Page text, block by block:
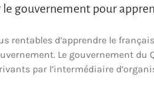
gouvernement pour
rentables d’apprendre le
Le gouvernement du
par l’intermédiaire